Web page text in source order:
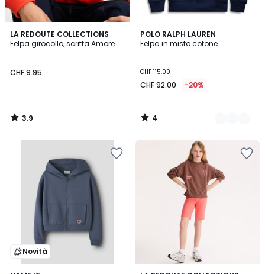
LA REDOUTE COLLECTIONS
Felpa girocollo, scritta Amore
CHF 9.95
3.9
/ 5
3.9
/
POLO RALPH LAUREN
Felpa in misto cotone
CHF 115.00
CHF 92.00 -20%
4
/
3
Colori
4
/
Novità